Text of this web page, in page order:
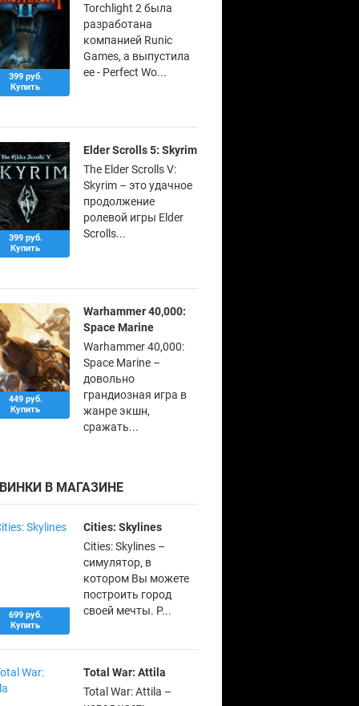
399 руб.
Купить
Torchlight 2 была
разработана
компанией Runic
Games, а выпустила
ее - Perfect Wo...
399 руб.
Купить
Elder Scrolls 5: Skyrim
The Elder Scrolls V:
Skyrim – это удачное
продолжение
ролевой игры Elder
Scrolls...
449 руб.
Купить
Warhammer 40,000:
Space Marine
Warhammer 40,000:
Space Marine –
довольно
грандиозная игра в
жанре экшн,
сражать...
В МАГАЗИНЕ
699 руб.
Купить
Cities: Skylines
Cities: Skylines –
симулятор, в
котором Вы можете
построить город
своей мечты. Р...
Total War: Attila
Total War: Attila –